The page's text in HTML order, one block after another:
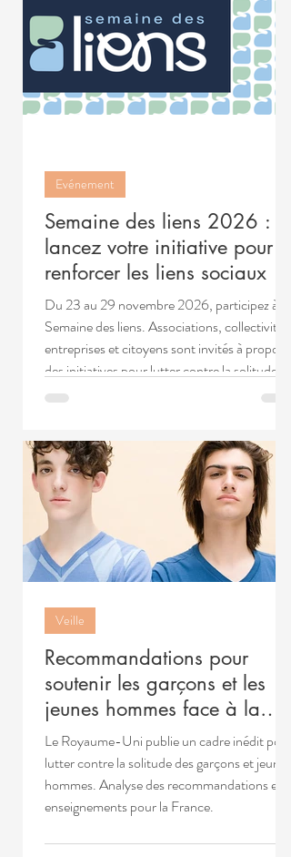
Semaine des liens 2026 :
lancez votre initiative pour
renforcer les liens sociaux
Du 23 au 29 novembre 2026, participez à la
Semaine des liens. Associations, collectivités,
entreprises et citoyens sont invités à proposer
des initiatives pour lutter contre la solitude et
renforcer les liens sociaux.
Evénement
Recommandations pour
soutenir les garçons et les
jeunes hommes face à la
solitude et l'isolement
Le Royaume-Uni publie un cadre inédit pour
lutter contre la solitude des garçons et jeunes
hommes. Analyse des recommandations et
enseignements pour la France.
Veille